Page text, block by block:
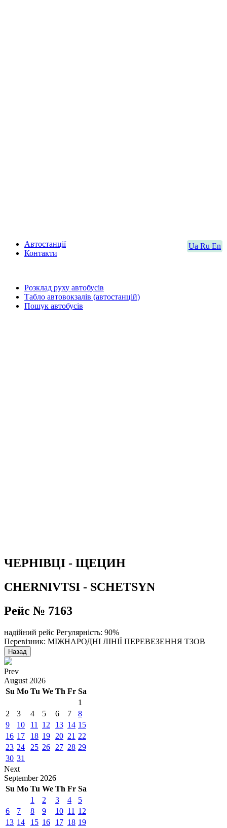
Ua Ru En
Автостанції
Контакти
Розклад руху автобусів
Табло автовокзалів (автостанцій)
Пошук автобусів
ЧЕРНІВЦІ - ЩЕЦИН
CHERNIVTSI - SCHETSYN
Рейс № 7163
надійний рейс Регулярність: 90%
Перевізник: МІЖНАРОДНІ ЛІНІЇ ПЕРЕВЕЗЕННЯ ТЗОВ
Назад
Prev
August 2026
Su Mo Tu We Th Fr Sa
1
2
3 4 5 6 7
8
9
10 11 12 13 14 15
16 17 18 19 20 21 22
23 24 25 26 27 28 29
30 31
Next
September 2026
Su Mo Tu We Th Fr Sa
1
2 3 4
5
6
7 8 9 10 11 12
13 14 15 16 17 18 19